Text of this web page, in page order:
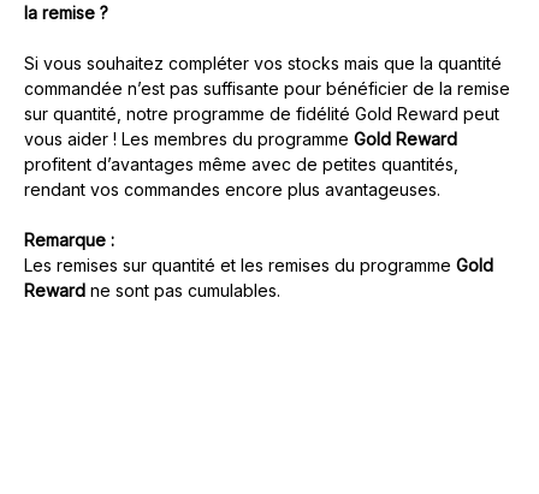
la remise ?
Si vous souhaitez compléter vos stocks mais que la quantité
commandée n’est pas suffisante pour bénéficier de la remise
sur quantité, notre programme de fidélité Gold Reward peut
vous aider ! Les membres du programme Gold Reward
profitent d’avantages même avec de petites quantités,
rendant vos commandes encore plus avantageuses.
Remarque :
Les remises sur quantité et les remises du programme Gold
Reward ne sont pas cumulables.